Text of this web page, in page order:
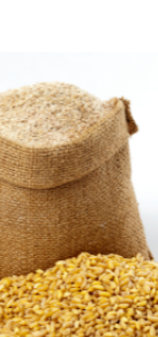
新闻资讯